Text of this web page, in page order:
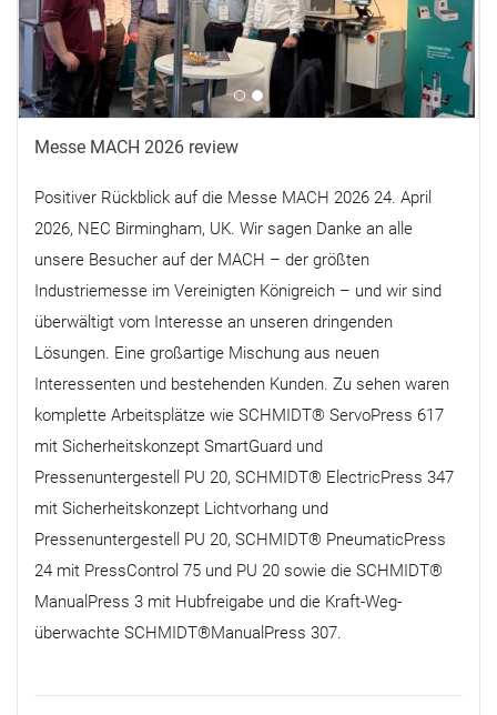
Messe MACH 2026 review
Positiver Rückblick auf die Messe MACH 2026 24. April
2026, NEC Birmingham, UK. Wir sagen Danke an alle
unsere Besucher auf der MACH – der größten
Industriemesse im Vereinigten Königreich – und wir sind
überwältigt vom Interesse an unseren dringenden
Lösungen. Eine großartige Mischung aus neuen
Interessenten und bestehenden Kunden. Zu sehen waren
komplette Arbeitsplätze wie SCHMIDT® ServoPress 617
mit Sicherheitskonzept SmartGuard und
Pressenuntergestell PU 20, SCHMIDT® ElectricPress 347
mit Sicherheitskonzept Lichtvorhang und
Pressenuntergestell PU 20, SCHMIDT® PneumaticPress
24 mit PressControl 75 und PU 20 sowie die SCHMIDT®
ManualPress 3 mit Hubfreigabe und die Kraft-Weg-
überwachte SCHMIDT®ManualPress 307.